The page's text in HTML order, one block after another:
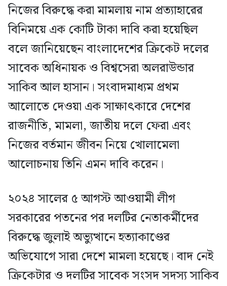
নিজের বিরুদ্ধে করা মামলায় নাম প্রত্যাহারের
বিনিময়ে এক কোটি টাকা দাবি করা হয়েছিল
বলে জানিয়েছেন বাংলাদেশের ক্রিকেট দলের
সাবেক অধিনায়ক ও বিশ্বসেরা অলরাউন্ডার
সাকিব আল হাসান। সংবাদমাধ্যম প্রথম
আলোতে দেওয়া এক সাক্ষাৎকারে দেশের
রাজনীতি, মামলা, জাতীয় দলে ফেরা এবং
নিজের বর্তমান জীবন নিয়ে খোলামেলা
আলোচনায় তিনি এমন দাবি করেন।
২০২৪ সালের ৫ আগস্ট আওয়ামী লীগ
সরকারের পতনের পর দলটির নেতাকর্মীদের
বিরুদ্ধে জুলাই অভ্যুত্থানে হত্যাকাণ্ডের
অভিযোগে সারা দেশে মামলা হয়েছে। বাদ নেই
ক্রিকেটার ও দলটির সাবেক সংসদ সদস্য সাকিব